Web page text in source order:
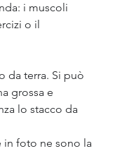
i muscoli
o il
da terra. Si può
grossa e
lo stacco da
in foto ne sono la